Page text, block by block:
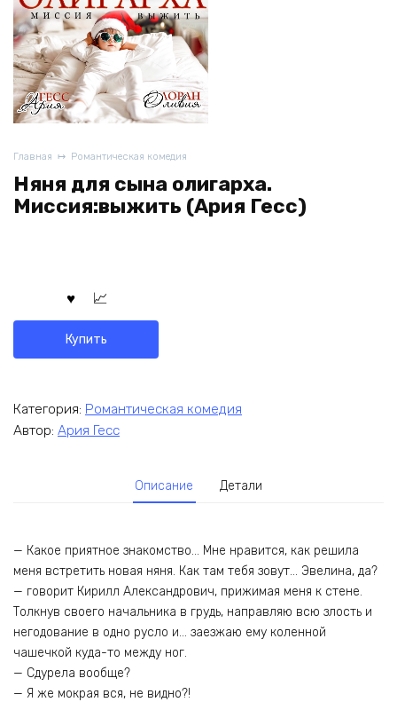
Главная Романтическая комедия
Няня для сына олигарха.
Миссия:выжить (Ария Гесс)
Купить
Категория: Романтическая комедия
Автор: Ария Гесс
Описание Детали
— Какое приятное знакомство… Мне нравится, как решила
меня встретить новая няня. Как там тебя зовут… Эвелина, да?
— говорит Кирилл Александрович, прижимая меня к стене.
Толкнув своего начальника в грудь, направляю всю злость и
негодование в одно русло и… заезжаю ему коленной
чашечкой куда-то между ног.
— Сдурела вообще?
— Я же мокрая вся, не видно?!